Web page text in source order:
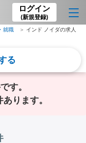
ログイン
(新規登録)
就職 インド ノイダの求人
る
す。
ります。